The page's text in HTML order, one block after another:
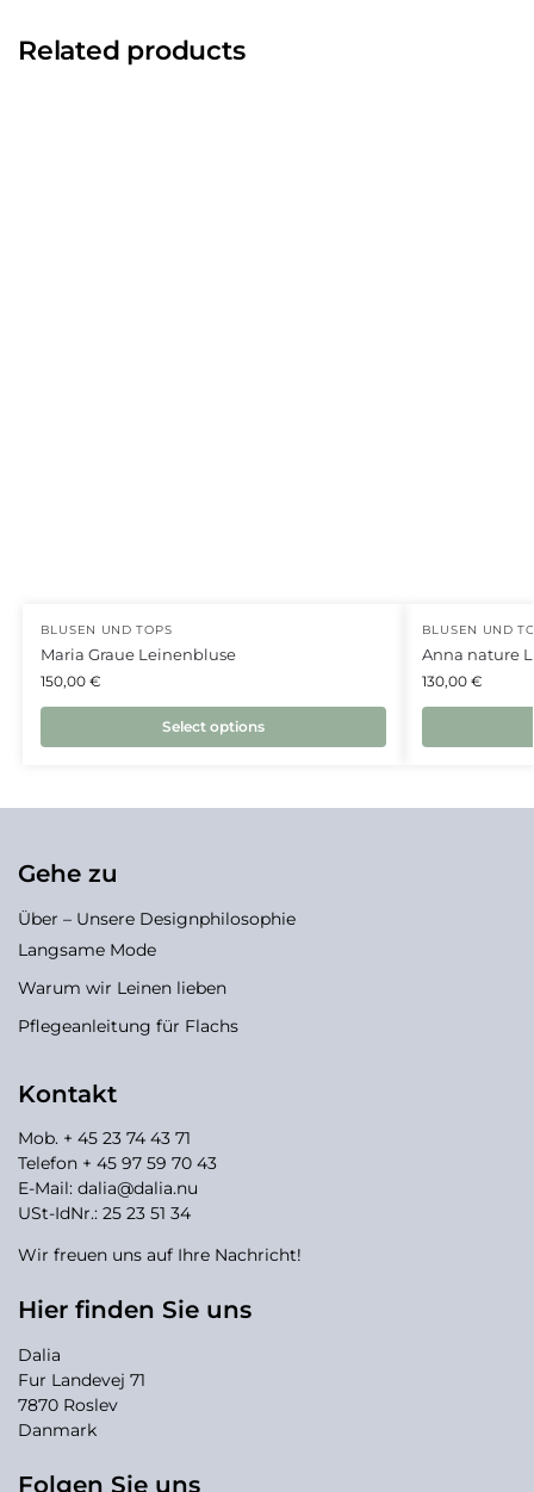
Related products
BLUSEN UND TOPS
Maria Graue Leinenbluse
150,00 €
Select options
BLUSEN UND
Anna nature
130,00 €
Gehe zu
Über – Unsere Designphilosophie
Langsame Mode
Warum wir Leinen lieben
Pflegeanleitung für Flachs
Kontakt
Mob. + 45 23 74 43 71
Telefon + 45 97 59 70 43
E-Mail: dalia@dalia.nu
USt-IdNr.: 25 23 51 34
Wir freuen uns auf Ihre Nachricht!
Hier finden Sie uns
Dalia
Fur Landevej 71
7870 Roslev
Danmark
Folgen Sie uns